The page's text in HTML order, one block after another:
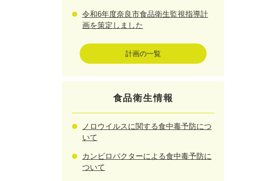
令和6年度奈良市食品衛生監視指導計
画を策定しました
計画の一覧
食品衛生情報
ノロウイルスに関する食中毒予防につ
いて
カンピロバクターによる食中毒予防に
ついて